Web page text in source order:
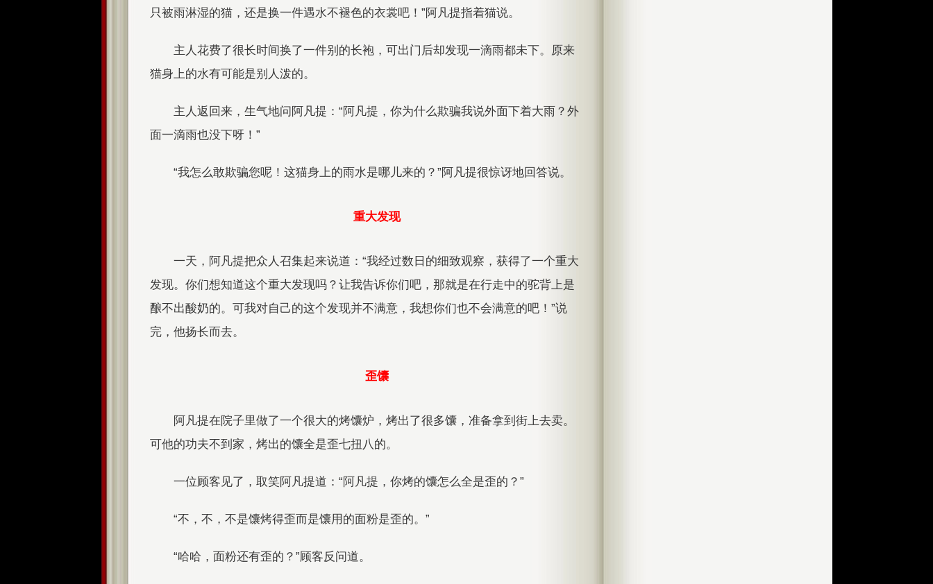
只被雨淋湿的猫，还是换一件遇水不褪色的衣裳吧！”阿凡提指着猫说。
主人花费了很长时间换了一件别的长袍，可出门后却发现一滴雨都未下。原来
猫身上的水有可能是别人泼的。
主人返回来，生气地问阿凡提：“阿凡提，你为什么欺骗我说外面下着大雨？外
面一滴雨也没下呀！”
“我怎么敢欺骗您呢！这猫身上的雨水是哪儿来的？”阿凡提很惊讶地回答说。
重大发现
一天，阿凡提把众人召集起来说道：“我经过数日的细致观察，获得了一个重大
发现。你们想知道这个重大发现吗？让我告诉你们吧，那就是在行走中的驼背上是
酿不出酸奶的。可我对自己的这个发现并不满意，我想你们也不会满意的吧！”说
完，他扬长而去。
歪馕
阿凡提在院子里做了一个很大的烤馕炉，烤出了很多馕，准备拿到街上去卖。
可他的功夫不到家，烤出的馕全是歪七扭八的。
一位顾客见了，取笑阿凡提道：“阿凡提，你烤的馕怎么全是歪的？”
“不，不，不是馕烤得歪而是馕用的面粉是歪的。”
“哈哈，面粉还有歪的？”顾客反问道。